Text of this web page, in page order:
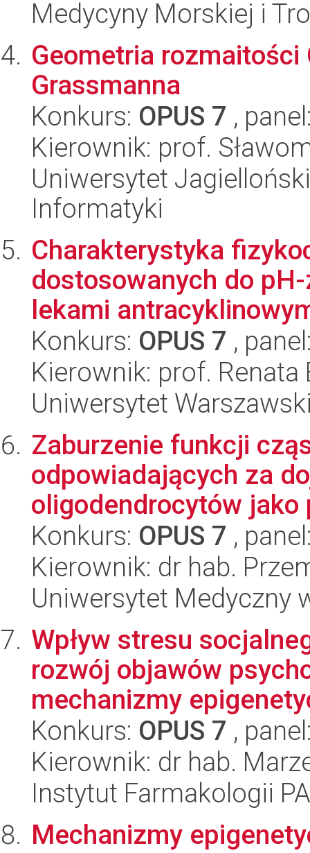
Medycyny Morskiej i
Geometria rozmaitości
Grassmanna
Konkurs: OPUS 7 ,
Kierownik: prof.
Uniwersytet
Informatyki
Charakterystyka
dostosowanych do
lekami
Konkurs: OPUS 7 ,
Kierownik: prof. Renata
Uniwersytet
Zaburzenie funkcji
odpowiadających za
oligodendrocytów jako
Konkurs: OPUS 7 ,
Kierownik: dr hab.
Uniwersytet Medyczny
Wpływ stresu
rozwój objawów
mechanizmy
Konkurs: OPUS 7 ,
Kierownik: dr hab.
Instytut Farmakologii
Mechanizmy